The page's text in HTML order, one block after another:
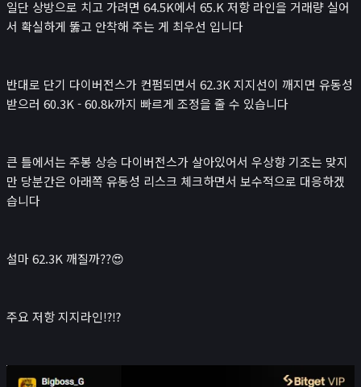
일단 상방으로 치고 가려면 64.5K에서 65.K 저항 라인을 거래량 실어
서 확실하게 뚫고 안착해 주는 게 최우선 입니다
반대로 단기 다이버전스가 컨펌되면서 62.3K 지지선이 깨지면 유동성
받으러 60.3K - 60.8k까지 빠르게 조정을 줄 수 있습니다
큰 틀에서는 주봉 상승 다이버전스가 살아있어서 우상향 기조는 맞지
만 당분간은 아래쪽 유동성 리스크 체크하면서 보수적으로 대응하겠
습니다
설마 62.3K 깨질까??😍
주요 저항 지지라인⁉️⁉️